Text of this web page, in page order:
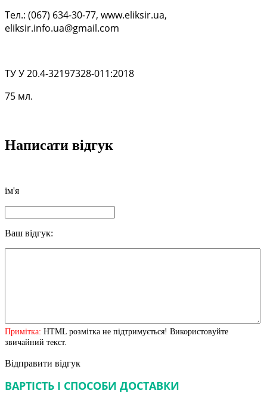
Тел.: (067) 634-30-77, www.eliksir.ua,
eliksir.info.ua@gmail.com
ТУ У 20.4-32197328-011:2018
75 мл.
Написати відгук
ім'я
Ваш відгук:
Примітка: HTML розмітка не підтримується! Використовуйте
звичайний текст.
Відправити відгук
ВАРТІСТЬ І СПОСОБИ ДОСТАВКИ